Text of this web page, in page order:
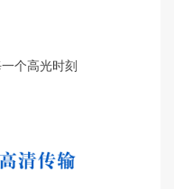
个高光时刻